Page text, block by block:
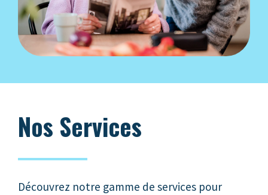
Nos Services
Découvrez notre gamme de services pour